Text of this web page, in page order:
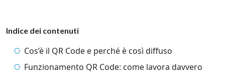
Indice dei contenuti
Cos’è il QR Code e perché è così diffuso
Funzionamento QR Code: come lavora davvero